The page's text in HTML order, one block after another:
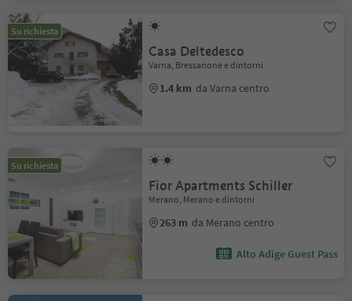
Su richiesta
Casa Deltedesco
Varna, Bressanone e dintorni
1.4 km da Varna centro
Su richiesta
Fior Apartments Schiller
Merano, Merano e dintorni
263 m da Merano centro
Alto Adige Guest Pass